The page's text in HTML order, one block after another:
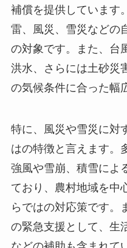
補償を提供しています
雷、風災、雪災などの
の対象です。また、台
洪水、さらには土砂災
の気候条件に合った幅
特に、風災や雪災に対
はの特徴と言えます。
強風や雪崩、積雪によ
ており、農村地域を中
らではの対応策です。
の緊急支援として、生